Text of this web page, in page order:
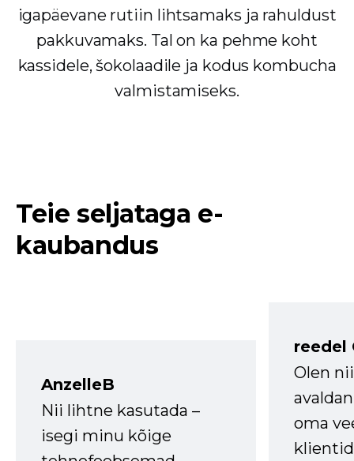
igapäevane rutiin lihtsamaks ja rahuldust
pakkuvamaks. Tal on ka pehme koht
kassidele, šokolaadile ja kodus kombucha
valmistamiseks.
Teie seljataga e-
kaubandus
AnzelleB
Nii lihtne kasutada –
isegi minu kõige
reedel
Olen
oma